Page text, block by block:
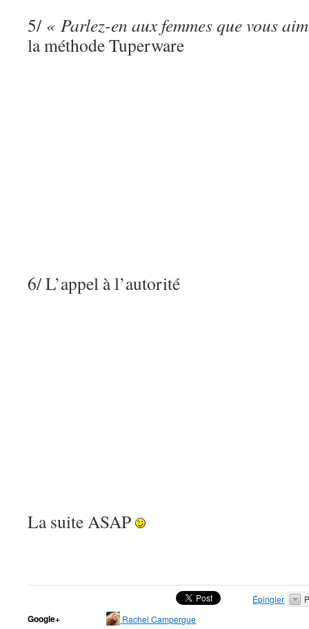
5/ « Parlez-en aux femmes que vous
la méthode Tuperware
6/ L’appel à l’autorité
La suite ASAP
Épingler
Google+ Rachel Campergue